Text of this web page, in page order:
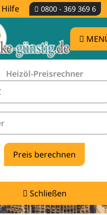
Hilfe 0800 - 369 369 6
Heizöl-Preisrechner
Schließen
Königsdorf -
günstig tanken